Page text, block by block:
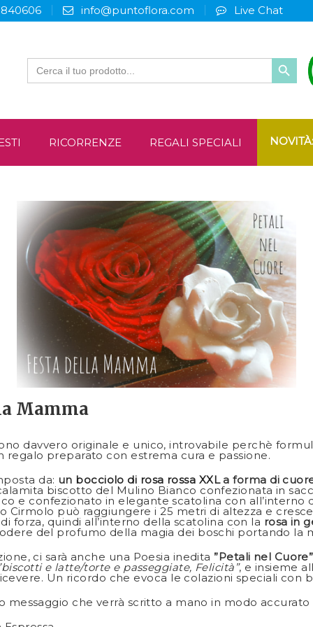
info@puntoflora.com Live Chat
Search
for:
RICORRENZE REGALI SPECIALI
Mamma
davvero originale e unico, introvabile perchè
regalo preparato con estrema cura e passione.
da: un bocciolo di rosa rossa XXLa forma di
biscotto del Mulino Bianco confezionata in
e confezionato in elegante scatolina con all’interno
può raggiungere i 25 metri di altezza e
forza, quindi all’interno della scatolina con la rosa in
del profumo della magia dei boschi portando la
ci sarà anche una Poesia inedita ”Petali nel Cuore”
e latte/torte e passeggiate, Felicità”, e insieme
Un ricordo che evoca le colazioni speciali con
messaggio che verrà scritto a mano in modo